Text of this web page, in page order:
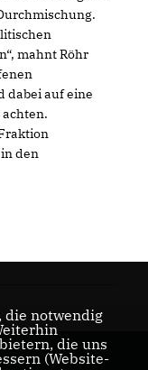
mahnt Röhr
dabei auf eine
den
die notwendig
die uns
(Website-